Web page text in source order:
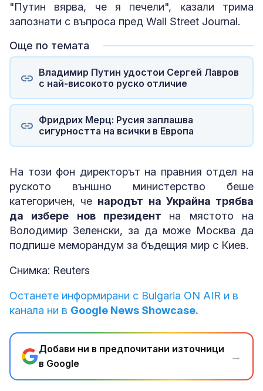
"Путин вярва, че я печели", казали трима
запознати с въпроса пред Wall Street Journal.
Още по темата
Владимир Путин удостои Сергей Лавров
с най-високото руско отличие
Фридрих Мерц: Русия заплашва
сигурността на всички в Европа
На този фон директорът на правния отдел на
руското външно министерство беше
категоричен, че народът на Украйна трябва
да избере нов президент на мястото на
Володимир Зеленски, за да може Москва да
подпише меморандум за бъдещия мир с Киев.
Снимка: Reuters
Останете информирани с Bulgaria ON AIR и в
канала ни в Google News Showcase.
Добави ни в предпочитани източници
в Google
→